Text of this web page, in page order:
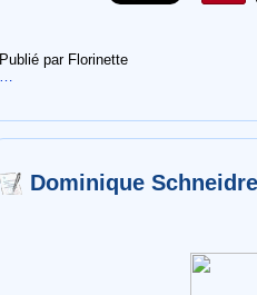
Publié par Florinette
Dominique Schneidre